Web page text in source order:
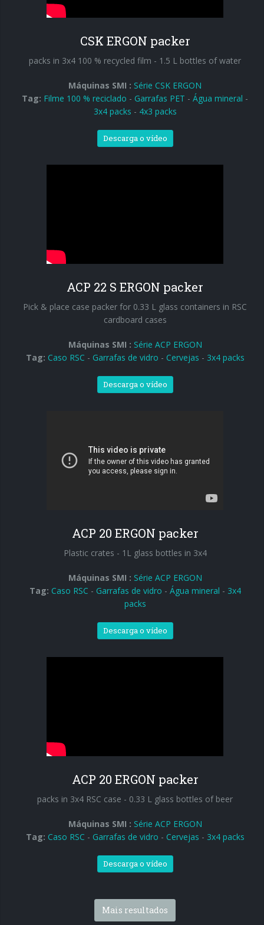
Ingresso em linha
Ingresso a 90°CSK ERGON packer
packs in 3x4 100 % recycled film - 1.5 L bottles of water
Máquinas SMI : Série CSK ERGON
Tag: Filme 100 % reciclado - Garrafas PET - Água mineral -
3x4 packs - 4x3 packs
Descarga o vídeo
ACP 22 S ERGON packer
Pick & place case packer for 0.33 L glass containers in RSC
cardboard cases
Máquinas SMI : Série ACP ERGON
Tag: Caso RSC - Garrafas de vidro - Cervejas - 3x4 packs
Descarga o vídeo
ACP 20 ERGON packer
Plastic crates - 1L glass bottles in 3x4
Máquinas SMI : Série ACP ERGON
Tag: Caso RSC - Garrafas de vidro - Água mineral - 3x4
packs
Descarga o vídeo
ACP 20 ERGON packer
packs in 3x4 RSC case - 0.33 L glass bottles of beer
Máquinas SMI : Série ACP ERGON
Tag: Caso RSC - Garrafas de vidro - Cervejas - 3x4 packs
Descarga o vídeo
Mais resultados